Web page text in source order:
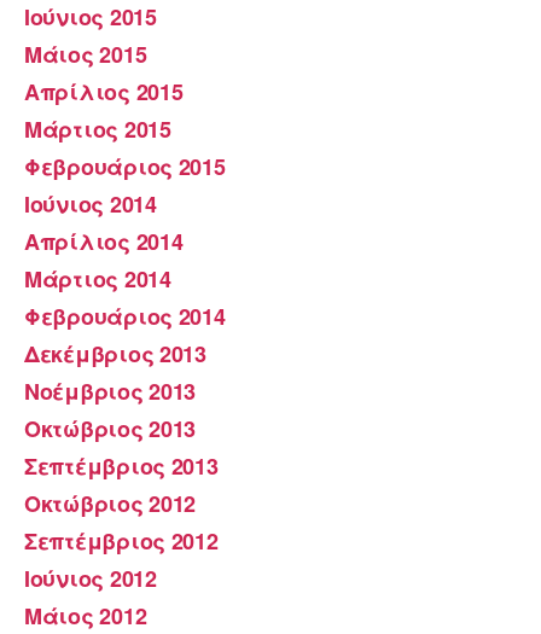
Ιούνιος 2015
Μάιος 2015
Απρίλιος 2015
Μάρτιος 2015
Φεβρουάριος 2015
Ιούνιος 2014
Απρίλιος 2014
Μάρτιος 2014
Φεβρουάριος 2014
Δεκέμβριος 2013
Νοέμβριος 2013
Οκτώβριος 2013
Σεπτέμβριος 2013
Οκτώβριος 2012
Σεπτέμβριος 2012
Ιούνιος 2012
Μάιος 2012